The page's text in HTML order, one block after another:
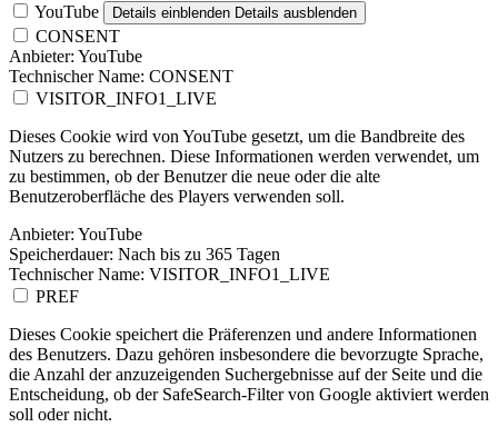
YouTube Details einblenden Details ausblenden
CONSENT
Anbieter: YouTube
Technischer Name: CONSENT
VISITOR_INFO1_LIVE
Dieses Cookie wird von YouTube gesetzt, um die Bandbreite des
Nutzers zu berechnen. Diese Informationen werden verwendet, um
zu bestimmen, ob der Benutzer die neue oder die alte
Benutzeroberfläche des Players verwenden soll.
Anbieter: YouTube
Speicherdauer: Nach bis zu 365 Tagen
Technischer Name: VISITOR_INFO1_LIVE
PREF
Dieses Cookie speichert die Präferenzen und andere Informationen
des Benutzers. Dazu gehören insbesondere die bevorzugte Sprache,
die Anzahl der anzuzeigenden Suchergebnisse auf der Seite und die
Entscheidung, ob der SafeSearch-Filter von Google aktiviert werden
soll oder nicht.